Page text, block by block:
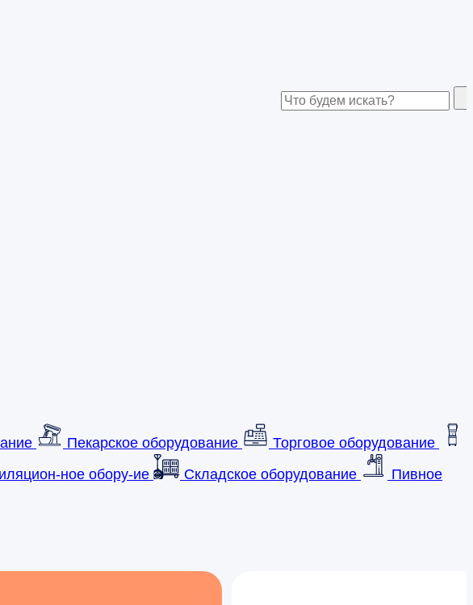
Пекарское оборудование
Торговое оборудование
ное обору-ие Складское оборудование
Пивное